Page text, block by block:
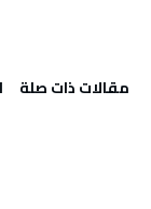
‫مقالات ذات صلة‬